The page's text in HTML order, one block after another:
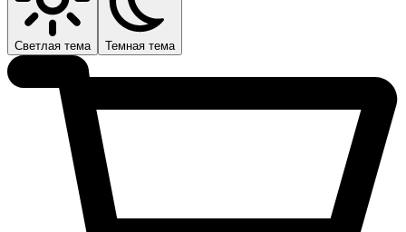
Светлая тема Темная тема